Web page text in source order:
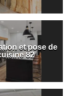
et pose de
82